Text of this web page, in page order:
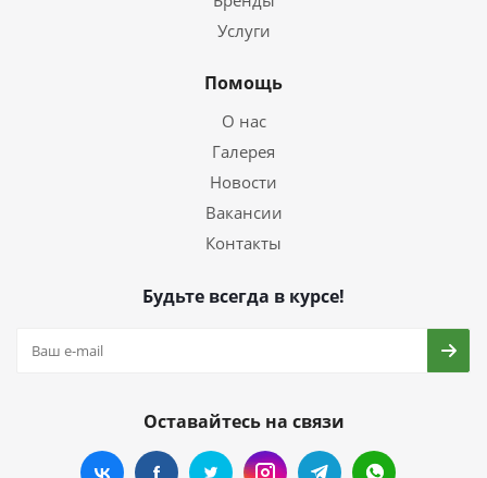
Услуги
Помощь
О нас
Галерея
Новости
Вакансии
Контакты
Будьте всегда в курсе!
Оставайтесь на связи